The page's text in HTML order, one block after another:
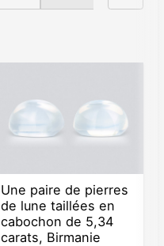
Une paire de pierres
de lune taillées en
cabochon de 5,34
carats, Birmanie